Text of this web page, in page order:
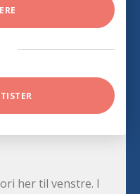
her til venstre. I